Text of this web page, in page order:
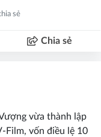
sẻ
Chia sẻ
vừa thành lập
Film, vốn điều lệ 10